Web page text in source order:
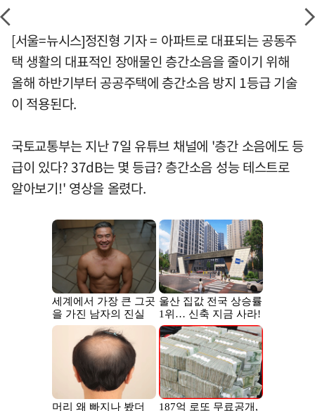
[서울=뉴시스]정진형 기자 = 아파트로 대표되는 공동주
택 생활의 대표적인 장애물인 층간소음을 줄이기 위해
올해 하반기부터 공공주택에 층간소음 방지 1등급 기술
이 적용된다.
국토교통부는 지난 7일 유튜브 채널에 '층간 소음에도 등
급이 있다? 37dB는 몇 등급? 층간소음 성능 테스트로
알아보기!' 영상을 올렸다.